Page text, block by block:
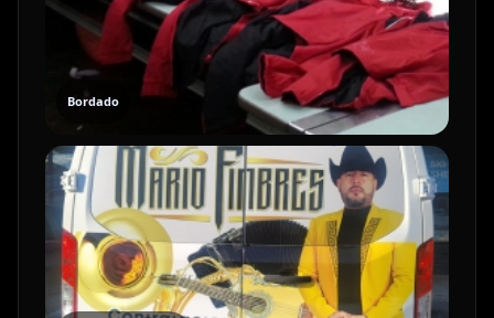
Bordado